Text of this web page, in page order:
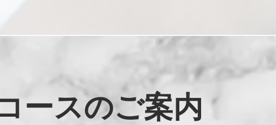
ースのご案内